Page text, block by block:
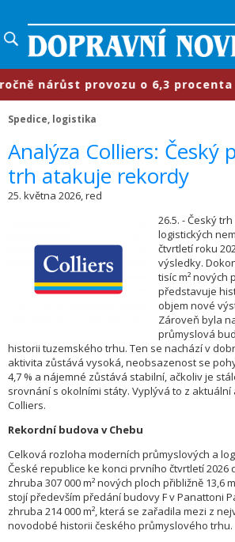
provozu o 6,3 procenta
Spedice, logistika
​Analýza Colliers: Český
trh atakuje rekordy
25. května 2026, red
26.5. - Český
logistických
čtvrtletí roku
výsledky.
tisíc m² nových
představuje
objem nové
Zároveň byla
průmyslová
historii tuzemského trhu. Ten se nachází v
aktivita zůstává vysoká, neobsazenost se
4,7 % a nájemné zůstává stabilní, ačkoliv je
srovnání s okolními státy. Vyplývá to z
Colliers.
Rekordní budova v Chebu
Celková rozloha moderních průmyslových a
České republice ke konci prvního čtvrtletí
zhruba 307 000 m² nových ploch přibližně 13,6
stojí především předání budovy F v Panattoni
zhruba 214 000 m², která se zařadila mezi z
novodobé historii českého průmyslového trhu.